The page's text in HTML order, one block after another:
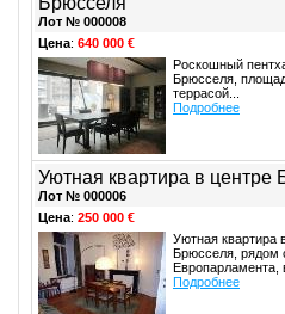
Лот № 000008
Цена: 640 000 €
Роскошный
Брюсселя,
террасой...
Подробнее
Уютная квартира в центре
Лот № 000006
Цена: 250 000 €
Уютная квартира
Брюсселя, рядом
Европарламента,
Подробнее